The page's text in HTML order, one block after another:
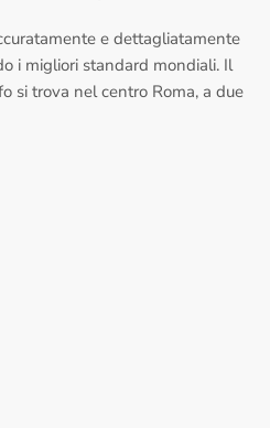
e dettagliatamente
i migliori standard mondiali. Il
si trova nel centro Roma, a due